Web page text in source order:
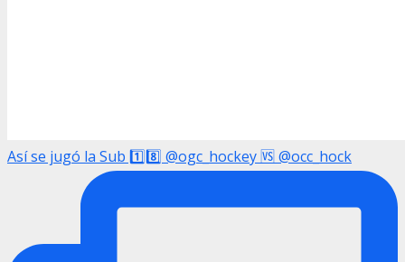
Así se jugó la Sub 1️⃣8️⃣ @ogc_hockey 🆚 @occ_hock